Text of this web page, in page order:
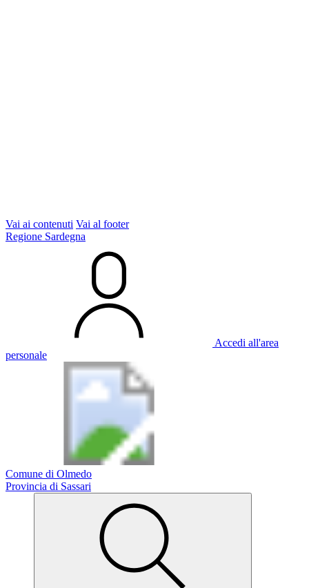
Vai ai contenuti Vai al footer
Regione Sardegna
Accedi all'area
personale
Comune di Olmedo
Provincia di Sassari